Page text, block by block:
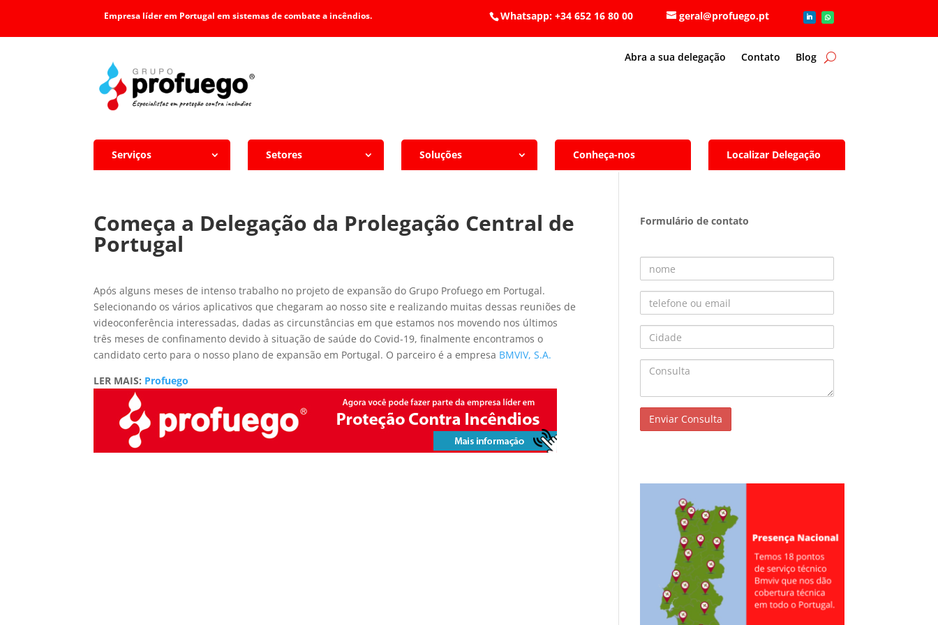
Empresa líder em Portugal em sistemas de combate a incêndios. Whatsapp: +34 652 16 80 00 geral@profuego.pt
Abra a sua delegação Contato Blog
Serviços Setores Soluções Conheça-nos Localizar Delegação
Começa a Delegação da Prolegação Central de
Portugal
Após alguns meses de intenso trabalho no projeto de expansão do Grupo Profuego em Portugal.
Selecionando os vários aplicativos que chegaram ao nosso site e realizando muitas dessas reuniões de
videoconferência interessadas, dadas as circunstâncias em que estamos nos movendo nos últimos
três meses de confinamento devido à situação de saúde do Covid-19, finalmente encontramos o
candidato certo para o nosso plano de expansão em Portugal. O parceiro é a empresa BMVIV, S.A.
LER MAIS: Profuego
Formulário de contato
Nome
Telefone ou Email
Cidade
Consulta